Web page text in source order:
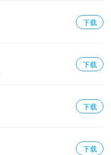
下载
下载
下载
下载